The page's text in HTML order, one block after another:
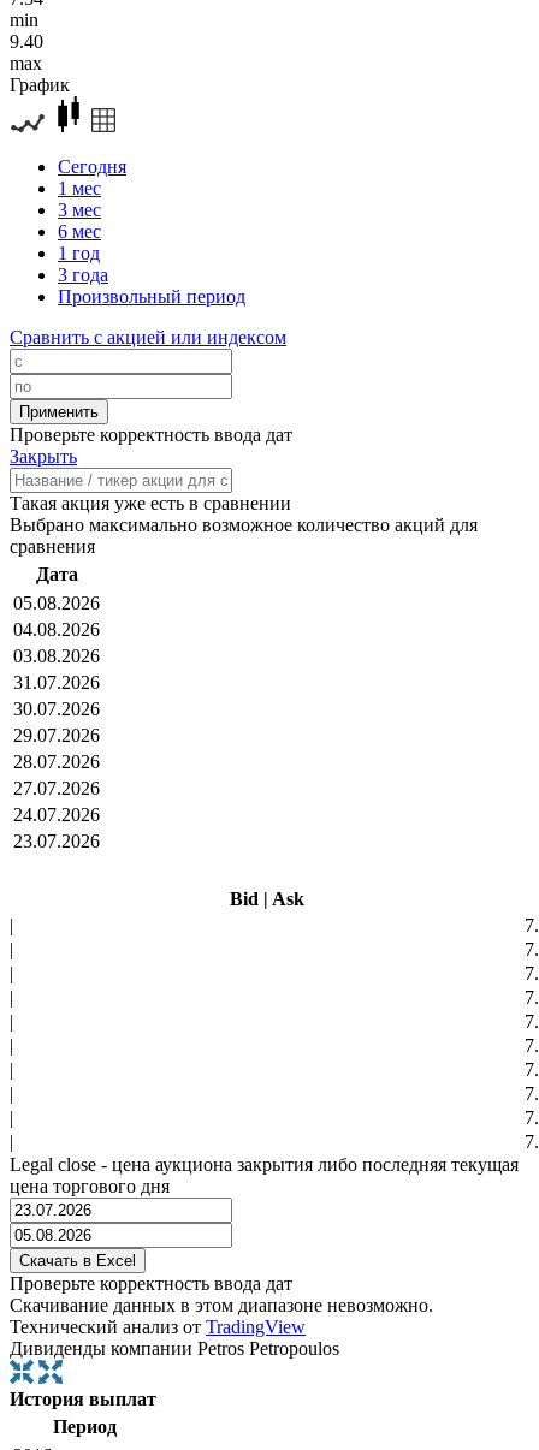
min
9.40
max
График
Сегодня
1 мес
3 мес
6 мес
1 год
3 года
Произвольный период
Сравнить с акцией или индексом
Проверьте корректность ввода дат
Закрыть
Такая акция уже есть в сравнении
Выбрано максимально возможное количество акций для
сравнения
Дата
05.08.2026
04.08.2026
03.08.2026
31.07.2026
30.07.2026
29.07.2026
28.07.2026
27.07.2026
24.07.2026
23.07.2026
Bid | Ask
|
|
|
|
|
|
|
|
|
|
Legal close - цена аукциона закрытия либо последняя текущая
цена торгового дня
Проверьте корректность ввода дат
Скачивание данных в этом диапазоне невозможно.
Технический анализ от TradingView
Дивиденды компании Petros Petropoulos
История выплат
Период